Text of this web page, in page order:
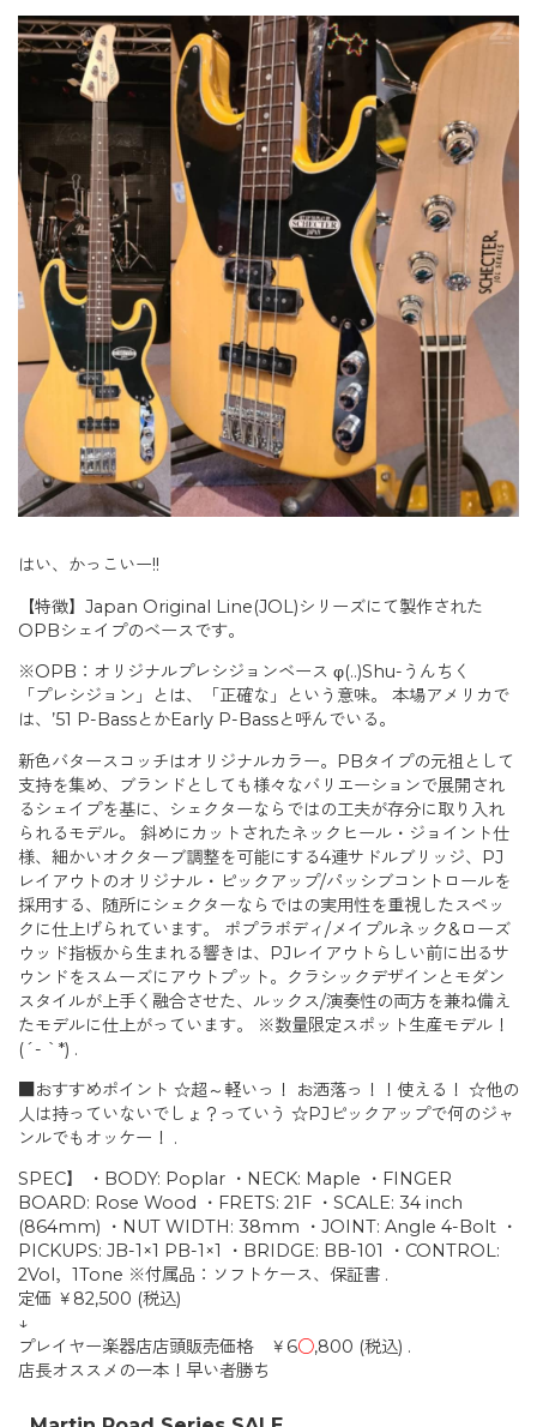
はい、かっこいー!!
【特徴】Japan Original Line(JOL)シリーズにて製作された
OPBシェイプのベースです。
※OPB：オリジナルプレシジョンベース φ(..)Shu-うんちく
「プレシジョン」とは、「正確な」という意味。 本場アメリカで
は、’51 P-BassとかEarly P-Bassと呼んでいる。
新色バタースコッチはオリジナルカラー。PBタイプの元祖として
支持を集め、ブランドとしても様々なバリエーションで展開され
るシェイプを基に、シェクターならではの工夫が存分に取り入れ
られるモデル。 斜めにカットされたネックヒール・ジョイント仕
様、細かいオクターブ調整を可能にする4連サドルブリッジ、PJ
レイアウトのオリジナル・ピックアップ/パッシブコントロールを
採用する、随所にシェクターならではの実用性を重視したスペッ
クに仕上げられています。 ポプラボディ/メイプルネック&ローズ
ウッド指板から生まれる響きは、PJレイアウトらしい前に出るサ
ウンドをスムーズにアウトプット。クラシックデザインとモダン
スタイルが上手く融合させた、ルックス/演奏性の両方を兼ね備え
たモデルに仕上がっています。 ※数量限定スポット生産モデル！
(´- `*) .
■おすすめポイント ☆超～軽いっ！ お洒落っ！！使える！ ☆他の
人は持っていないでしょ？っていう ☆PJピックアップで何のジャ
ンルでもオッケー！ .
SPEC】 ・BODY: Poplar ・NECK: Maple ・FINGER
BOARD: Rose Wood ・FRETS: 21F ・SCALE: 34 inch
(864mm) ・NUT WIDTH: 38mm ・JOINT: Angle 4-Bolt ・
PICKUPS: JB-1×1 PB-1×1 ・BRIDGE: BB-101 ・CONTROL:
2Vol，1Tone ※付属品：ソフトケース、保証書 .
定価 ￥82,500 (税込)
↓
プレイヤー楽器店店頭販売価格 ￥6○,800 (税込) .
店長オススメの一本！早い者勝ち